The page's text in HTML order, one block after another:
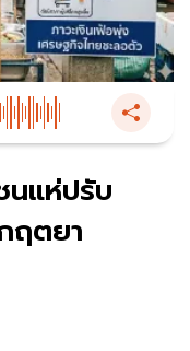
นแห่ปรับ
ฤตยา